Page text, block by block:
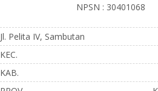
NPSN : 30401068
Jl. Pelita IV, Sambutan
KEC.
KAB.